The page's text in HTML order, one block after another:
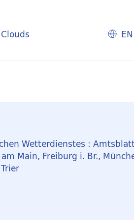
Clouds EN
Wetterdienstes :
Main, Freiburg i. Br.,